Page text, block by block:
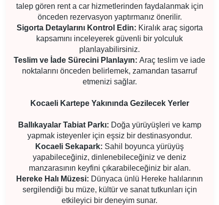
talep gören rent a car hizmetlerinden faydalanmak için
önceden rezervasyon yaptırmanız önerilir.
Sigorta Detaylarını Kontrol Edin: Kiralık araç sigorta
kapsamını inceleyerek güvenli bir yolculuk
planlayabilirsiniz.
Teslim ve İade Sürecini Planlayın: Araç teslim ve iade
noktalarını önceden belirlemek, zamandan tasarruf
etmenizi sağlar.
Kocaeli Kartepe Yakınında Gezilecek Yerler
Ballıkayalar Tabiat Parkı: Doğa yürüyüşleri ve kamp
yapmak isteyenler için eşsiz bir destinasyondur.
Kocaeli Sekapark: Sahil boyunca yürüyüş
yapabileceğiniz, dinlenebileceğiniz ve deniz
manzarasının keyfini çıkarabileceğiniz bir alan.
Hereke Halı Müzesi: Dünyaca ünlü Hereke halılarının
sergilendiği bu müze, kültür ve sanat tutkunları için
etkileyici bir deneyim sunar.